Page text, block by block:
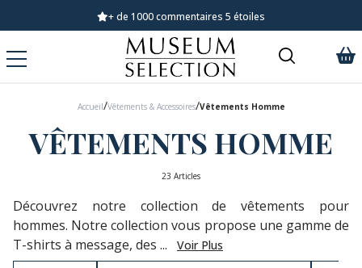
Demandez notre dernier catalogue
Accueil/Vêtements & Accessoires/Vêtements Homme
VÊTEMENTS HOMME
23 Articles
Découvrez notre collection de vêtements pour
hommes. Notre collection vous propose une gamme de
T-shirts à message, des ...
Voir Plus